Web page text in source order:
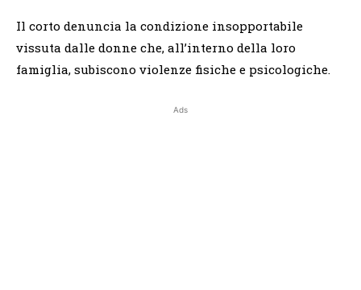
Il corto denuncia la condizione insopportabile
vissuta dalle donne che, all’interno della loro
famiglia, subiscono violenze fisiche e psicologiche.
Ads